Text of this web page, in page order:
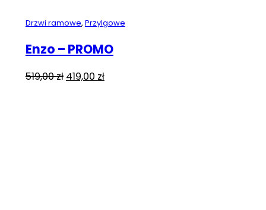
Drzwi ramowe, Przylgowe
Enzo – PROMO
519,00zł Pierwotna
419,00 złAktualna